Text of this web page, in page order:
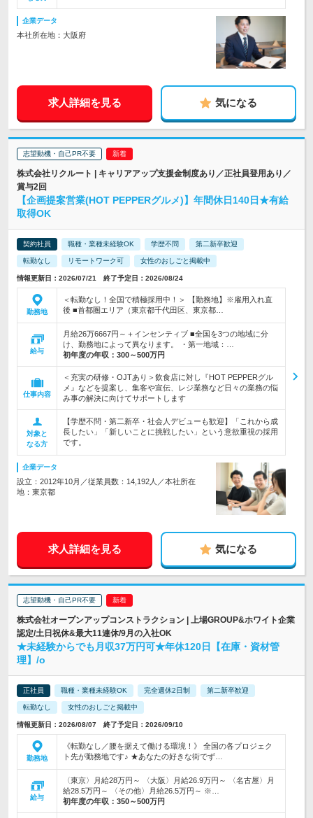
企業データ
本社所在地：大阪府
求人詳細を見る 気になる
志望動機・自己PR不要
株式会社リクルート | キャリアアップ支援金制度あり／正社員登用あり／
賞与2回
【企画提案営業(HOT PEPPERグルメ)】年間休日140日★有給
取得OK
契約社員 職種・業種未経験OK 学歴不問 第二新卒歓迎
転勤なし リモートワーク可 女性のおしごと掲載中
情報更新日：2026/07/21 終了予定日：2026/08/24
勤務地
＜転勤なし！全国で積極採用中！＞ 【勤務地】※雇用入れ直
後 ■首都圏エリア（東京都千代田区、東京都…
給与
月給26万6667円～＋インセンティブ ■全国を3つの地域に分
け、勤務地によって異なります。 ・第一地域：…
初年度の年収： 300～500万円
仕事内容
＜充実の研修・OJTあり＞飲食店に対し『HOT PEPPERグル
メ』などを提案し、集客や宣伝、レジ業務など日々の業務の悩
み事の解決に向けてサポートします
対象と
なる方
【学歴不問・第二新卒・社会人デビューも歓迎】「これから成
長したい」「新しいことに挑戦したい」という意欲重視の採用
です。
企業データ
設立：2012年10月／従業員数：14,192人／本社所在
地：東京都
求人詳細を見る 気になる
志望動機・自己PR不要
株式会社オープンアップコンストラクション | 上場GROUP&ホワイト企業
認定/土日祝休&最大11連休/9月の入社OK
★未経験からでも月収37万円可★年休120日【在庫・資材管
理】/o
正社員 職種・業種未経験OK 完全週休2日制 第二新卒歓迎
転勤なし 女性のおしごと掲載中
情報更新日：2026/08/07 終了予定日：2026/09/10
勤務地
《転勤なし／腰を据えて働ける環境！》 全国の各プロジェク
ト先が勤務地です♪ ★あなたの好きな街でず…
給与
〈東京〉月給28万円～ 〈大阪〉月給26.9万円～ 〈名古屋〉月
給28.5万円～ 〈その他〉月給26.5万円～ ※…
初年度の年収： 350～500万円